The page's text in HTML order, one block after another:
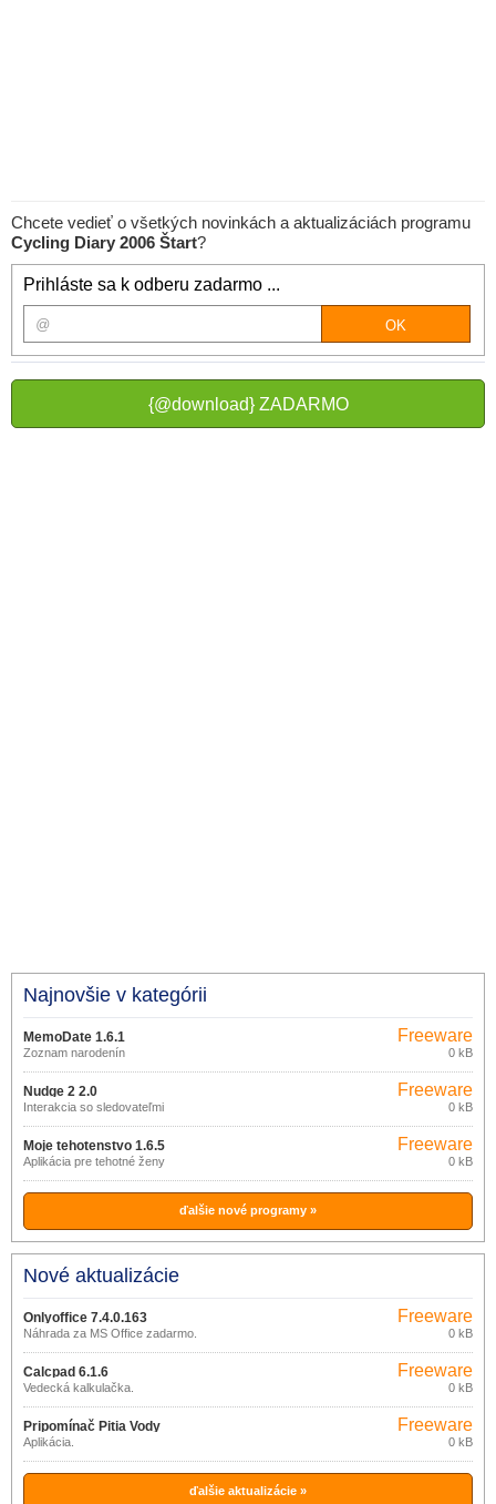
Chcete vedieť o všetkých novinkách a aktualizáciách programu
Cycling Diary 2006 Štart?
Prihláste sa k odberu zadarmo ...
{@download} ZADARMO
Najnovšie v kategórii
MemoDate 1.6.1
Zoznam narodenín
Freeware
0 kB
Nudge 2 2.0
Interakcia so sledovateľmi
Freeware
0 kB
Moje tehotenstvo 1.6.5
Aplikácia pre tehotné ženy
Freeware
0 kB
ďalšie nové programy »
Nové aktualizácie
Onlyoffice 7.4.0.163
Náhrada za MS Office zadarmo.
Freeware
0 kB
Calcpad 6.1.6
Vedecká kalkulačka.
Freeware
0 kB
Pripomínač Pitia Vody
Aplikácia.
Freeware
0 kB
ďalšie aktualizácie »